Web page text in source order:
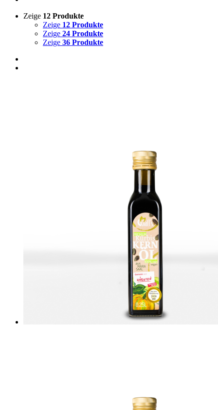
Zeige 12 Produkte
Zeige 12 Produkte
Zeige 24 Produkte
Zeige 36 Produkte